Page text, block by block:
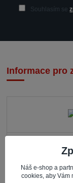
Souhlasím se
Informace pro
735 81 Bohumín
Náš e-shop a
cookies, aby Vám